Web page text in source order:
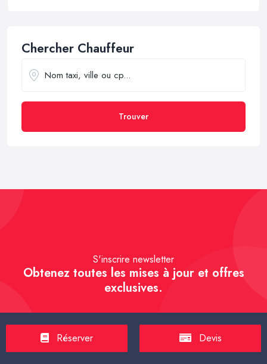
Chercher Chauffeur
Trouver
S'inscrire newsletter
Obtenez toutes les mises à jour et offres
exclusives.
S'inscrire
Réserver Devis